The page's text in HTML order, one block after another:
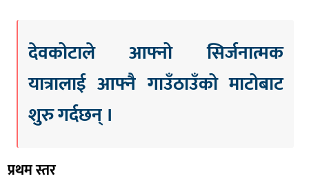
देवकोटाले आफ्नो सिर्जनात्मक
यात्रालाई आफ्नै गाउँठाउँको माटोबाट
शुरु गर्दछन् ।
प्रथम स्तर